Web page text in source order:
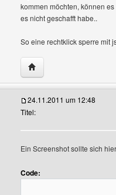
kommen möchten, können
es nicht geschafft habe..
So eine rechtklick sperre mit
Website dieses
Profile anzeigen
24.11.2011 um 12:48
Titel:
Ein Screenshot sollte sich
Code: